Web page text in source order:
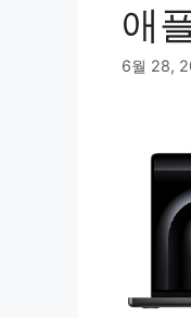
애
6월 28,